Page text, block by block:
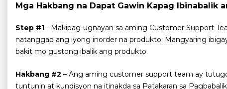
Mga Hakbang na Dapat Gawin Kapag Ibinabalik
Step #1 - Makipag-ugnayan sa aming Customer Support
natanggap ang iyong inorder na produkto. Mangyaring
bakit mo gustong ibalik ang produkto.
Hakbang #2 – Ang aming customer support team ay
tuntunin at kundisyon na itinakda sa Patakaran sa